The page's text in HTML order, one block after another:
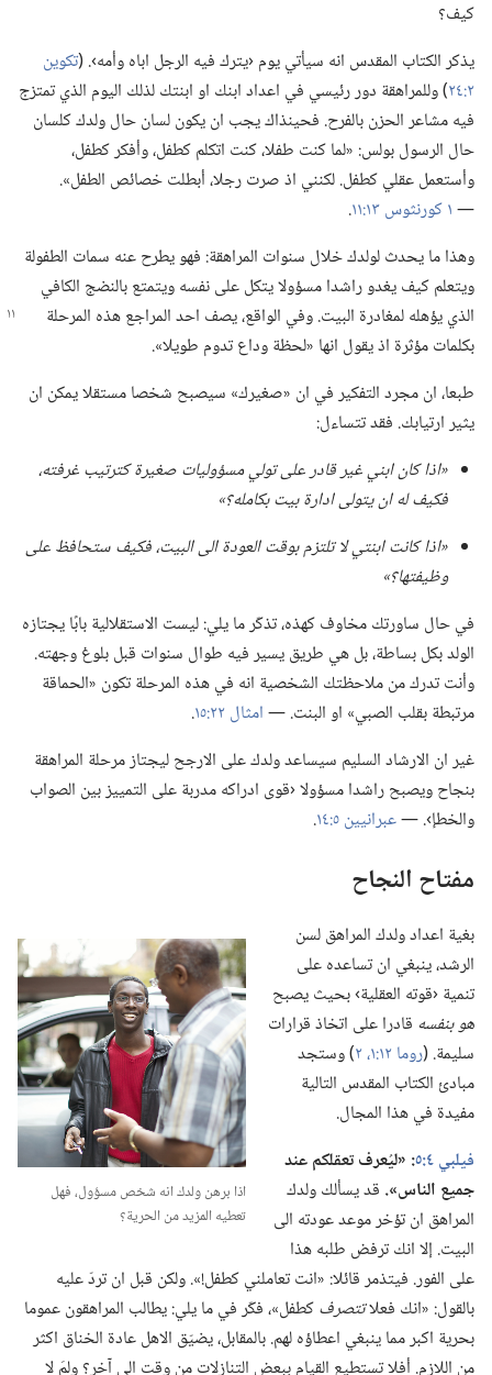
كيف؟‏
يذكر الكتاب المقدس انه سيأتي يوم ‹يترك فيه الرجل اباه وأمه›.‏ (‏تكوين
٢:‏٢٤
‏)‏ وللمراهقة دور رئيسي في اعداد ابنك او ابنتك لذلك اليوم الذي تمتزج
فيه مشاعر الحزن بالفرح.‏ فحينذاك يجب ان يكون لسان حال ولدك كلسان
حال الرسول بولس:‏ «لما كنت طفلا،‏ كنت اتكلم كطفل،‏ وأفكر كطفل،‏
وأستعمل عقلي كطفل.‏ لكنني اذ صرت رجلا،‏ أبطلت خصائص الطفل».‏
—‏١ كورنثوس ١٣:‏١١
‏.‏
وهذا ما يحدث لولدك خلال سنوات المراهقة:‏ فهو يطرح عنه سمات الطفولة
ويتعلم كيف يغدو راشدا مسؤولا يتكل على نفسه ويتمتع بالنضج الكافي
الذييؤهله لمغادرة البيت.‏ وفي الواقع،‏ يصف احد المراجع هذه المرحلة
بكلمات مؤثرة اذ يقول انها «لحظة وداع تدوم طويلا».‏
طبعا،‏ ان مجرد التفكير في ان «صغيرك» سيصبح شخصا مستقلا يمكن ان
يثير ارتيابك.‏ فقد تتساءل:‏
‏«اذا كان ابني غير قادر على تولي مسؤوليات صغيرة كترتيب غرفته،‏
فكيف له ان يتولى ادارة بيت بكامله؟‏»‏
‏«اذا كانت ابنتيلا تلتزم بوقت العودة الى البيت،‏ فكيف ستحافظ على
وظيفتها؟‏»‏
في حال ساورتك مخاوف كهذه،‏ تذكّر ما يلي:‏ ليست الاستقلالية بابًا يجتازه
الولد بكل بساطة،‏ بل هي طريق يسير فيه طوال سنوات قبل بلوغ وجهته.‏
وأنت تدرك من ملاحظتك الشخصية انه في هذه المرحلة تكون «الحماقة
مرتبطة بقلب الصبي» او البنت.‏ —‏امثال ٢٢:‏١٥
‏.‏
غير ان الارشاد السليم سيساعد ولدك على الارجح ليجتاز مرحلة المراهقة
بنجاح ويصبح راشدا مسؤولا ‹قوى ادراكه مدربة على التمييز بين الصواب
والخطإ›.‏ —‏عبرانيين ٥:‏١٤ ‏.‏
مفتاح النجاح
اذا برهن ولدك انه شخص مسؤول،‏ فهل
تعطيه المزيد من الحرية؟‏
بغية اعداد ولدك المراهق لسن
الرشد،‏ ينبغي ان تساعده على
تنمية ‹قوته العقلية› بحيث يصبح
هوبنفسه قادرا على اتخاذ قرارات
سليمة.‏ (‏روما ١٢:‏١،‏ ٢
‏)‏ وستجد
مبادئ الكتاب المقدس التالية
مفيدة في هذا المجال.‏
فيلبي ٤:‏٥
‏:‏ «ليُعرف تعقلكم عند
جميع الناس».‏ قد يسألك ولدك
المراهق ان تؤخر موعد عودته الى
البيت.‏ إلا انك ترفض طلبه هذا
على الفور.‏ فيتذمر قائلا:‏ «انت تعاملني كطفل!‏».‏ ولكن قبل ان تردّ عليه
بالقول:‏ «انك فعلاتتصرفكطفل»،‏ فكّر في ما يلي:‏ يطالب المراهقون عموما
بحرية اكبر مما ينبغي اعطاؤه لهم.‏ بالمقابل،‏ يضيّق الاهل عادة الخناق اكثر
من اللازم.‏ أفلا تستطيع القيام ببعض التنازلات من وقت الى آخر؟‏ ولمَ لا